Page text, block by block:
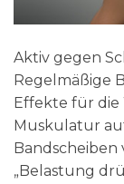
Aktiv gegen
Regelmäßige
Effekte für die
Muskulatur
„Belastung